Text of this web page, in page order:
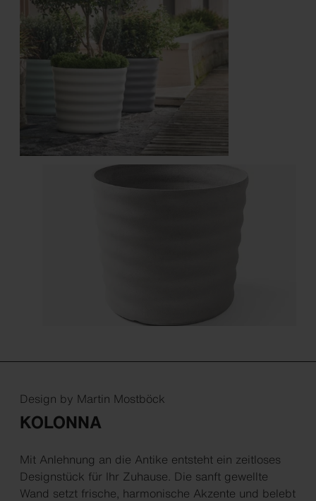
Design by Martin Mostböck
KOLONNA
Mit Anlehnung an die Antike entsteht ein zeitloses
Designstück für Ihr Zuhause. Die sanft gewellte
Wand setzt frische, harmonische Akzente und belebt